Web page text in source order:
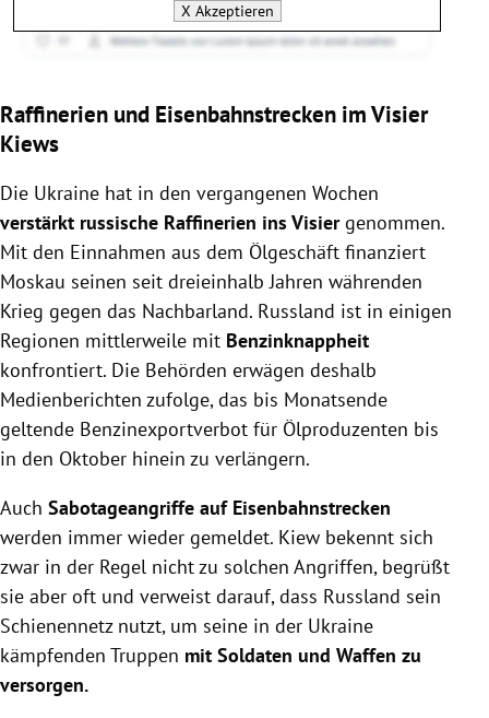
X Akzeptieren
Raffinerien und Eisenbahnstrecken im Visier
Kiews
Die Ukraine hat in den vergangenen Wochen
verstärkt russische Raffinerien ins Visiergenommen.
Mit den Einnahmen aus dem Ölgeschäft finanziert
Moskau seinen seit dreieinhalb Jahren währenden
Krieg gegen das Nachbarland. Russland ist in einigen
Regionen mittlerweile mit Benzinknappheit
konfrontiert. Die Behörden erwägen deshalb
Medienberichten zufolge, das bis Monatsende
geltende Benzinexportverbot für Ölproduzenten bis
in den Oktober hinein zu verlängern.
Auch Sabotageangriffe auf Eisenbahnstrecken
werden immer wieder gemeldet. Kiew bekennt sich
zwar in der Regel nicht zu solchen Angriffen, begrüßt
sie aber oft und verweist darauf, dass Russland sein
Schienennetz nutzt, um seine in der Ukraine
kämpfenden Truppen mit Soldaten und Waffen zu
versorgen.